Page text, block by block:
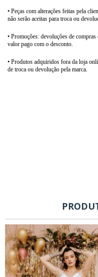
• Peças com alterações feitas pela
não serão aceitas para troca ou
• Promoções: devoluções de
valor pago com o desconto.
• Produtos adquiridos fora da loja
de troca ou devolução pela marca.